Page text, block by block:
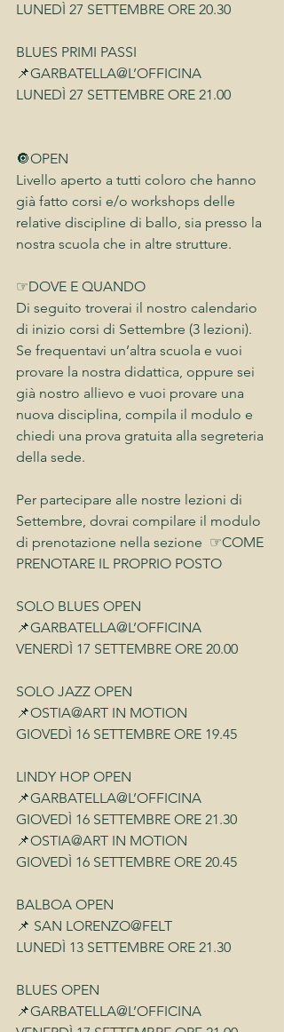
LUNEDÌ 27 SETTEMBRE ORE 20.30
BLUES PRIMI PASSI
📌GARBATELLA@L’OFFICINA
LUNEDÌ 27 SETTEMBRE ORE 21.00
🔘OPEN
Livello aperto a tutti coloro che hanno
già fatto corsi e/o workshops delle
relative discipline di ballo, sia presso la
nostra scuola che in altre strutture.
☞DOVE E QUANDO
Di seguito troverai il nostro calendario
di inizio corsi di Settembre (3 lezioni).
Se frequentavi un’altra scuola e vuoi
provare la nostra didattica, oppure sei
già nostro allievo e vuoi provare una
nuova disciplina, compila il modulo e
chiedi una prova gratuita alla segreteria
della sede.
Per partecipare alle nostre lezioni di
Settembre, dovrai compilare il modulo
di prenotazione nella sezione  ☞COME
PRENOTARE IL PROPRIO POSTO
SOLO BLUES OPEN
📌GARBATELLA@L’OFFICINA
VENERDÌ 17 SETTEMBRE ORE 20.00
SOLO JAZZ OPEN
📌OSTIA@ART IN MOTION
GIOVEDÌ 16 SETTEMBRE ORE 19.45
LINDY HOP OPEN
📌GARBATELLA@L’OFFICINA
GIOVEDÌ 16 SETTEMBRE ORE 21.30
📌OSTIA@ART IN MOTION
GIOVEDÌ 16 SETTEMBRE ORE 20.45
BALBOA OPEN
📌 SAN LORENZO@FELT
LUNEDÌ 13 SETTEMBRE ORE 21.30
BLUES OPEN
📌GARBATELLA@L’OFFICINA